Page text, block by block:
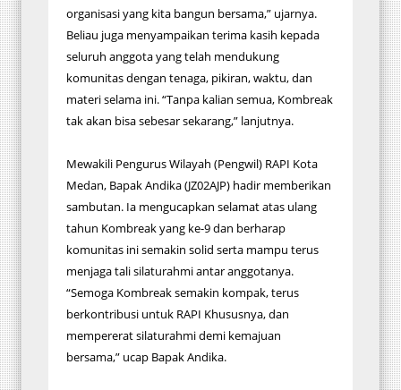
organisasi yang kita bangun bersama,” ujarnya.
Beliau juga menyampaikan terima kasih kepada
seluruh anggota yang telah mendukung
komunitas dengan tenaga, pikiran, waktu, dan
materi selama ini. “Tanpa kalian semua, Kombreak
tak akan bisa sebesar sekarang,” lanjutnya.
Mewakili Pengurus Wilayah (Pengwil) RAPI Kota
Medan, Bapak Andika (JZ02AJP) hadir memberikan
sambutan. Ia mengucapkan selamat atas ulang
tahun Kombreak yang ke-9 dan berharap
komunitas ini semakin solid serta mampu terus
menjaga tali silaturahmi antar anggotanya.
“Semoga Kombreak semakin kompak, terus
berkontribusi untuk RAPI Khususnya, dan
mempererat silaturahmi demi kemajuan
bersama,” ucap Bapak Andika.